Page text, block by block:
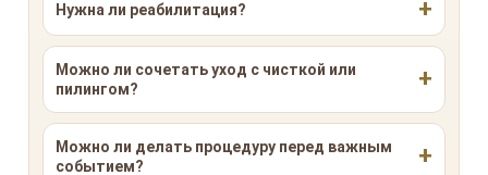
Нужна ли реабилитация?
Можно ли сочетать уход с чисткой или
пилингом?
Можно ли делать процедуру перед важным
событием?